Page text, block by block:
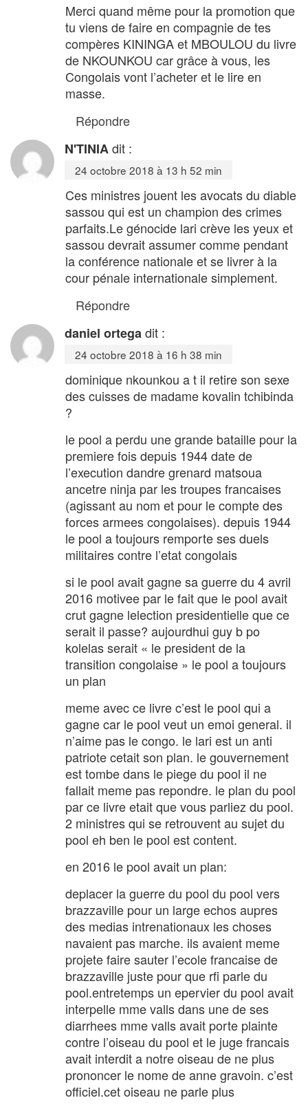
Merci quand même pour la promotion que
tu viens de faire en compagnie de tes
compères KININGA et MBOULOU du livre
de NKOUNKOU car grâce à vous, les
Congolais vont l’acheter et le lire en
masse.
Répondre
N'TINIAdit :
24 octobre 2018 à 13 h 52 min
Ces ministres jouent les avocats du diable
sassou qui est un champion des crimes
parfaits.Le génocide lari crève les yeux et
sassou devrait assumer comme pendant
la conférence nationale et se livrer à la
cour pénale internationale simplement.
Répondre
daniel ortegadit :
24 octobre 2018 à 16 h 38 min
dominique nkounkou a t il retire son sexe
des cuisses de madame kovalin tchibinda
?
le pool a perdu une grande bataille pour la
premiere fois depuis 1944 date de
l’execution dandre grenard matsoua
ancetre ninja par les troupes francaises
(agissant au nom et pour le compte des
forces armees congolaises). depuis 1944
le pool a toujours remporte ses duels
militaires contre l’etat congolais
si le pool avait gagne sa guerre du 4 avril
2016 motivee par le fait que le pool avait
crut gagne lelection presidentielle que ce
serait il passe? aujourdhui guy b po
kolelas serait « le president de la
transition congolaise » le pool a toujours
un plan
meme avec ce livre c’est le pool qui a
gagne car le pool veut un emoi general. il
n’aime pas le congo. le lari est un anti
patriote cetait son plan. le gouvernement
est tombe dans le piege du pool il ne
fallait meme pas repondre. le plan du pool
par ce livre etait que vous parliez du pool.
2 ministres qui se retrouvent au sujet du
pool eh ben le pool est content.
en 2016 le pool avait un plan:
deplacer la guerre du pool du pool vers
brazzaville pour un large echos aupres
des medias intrenationaux les choses
navaient pas marche. ils avaient meme
projete faire sauter l’ecole francaise de
brazzaville juste pour que rfi parle du
pool.entretemps un epervier du pool avait
interpelle mme valls dans une de ses
diarrhees mme valls avait porte plainte
contre l’oiseau du pool et le juge francais
avait interdit a notre oiseau de ne plus
prononcer le nome de anne gravoin. c’est
officiel.cet oiseau ne parle plus